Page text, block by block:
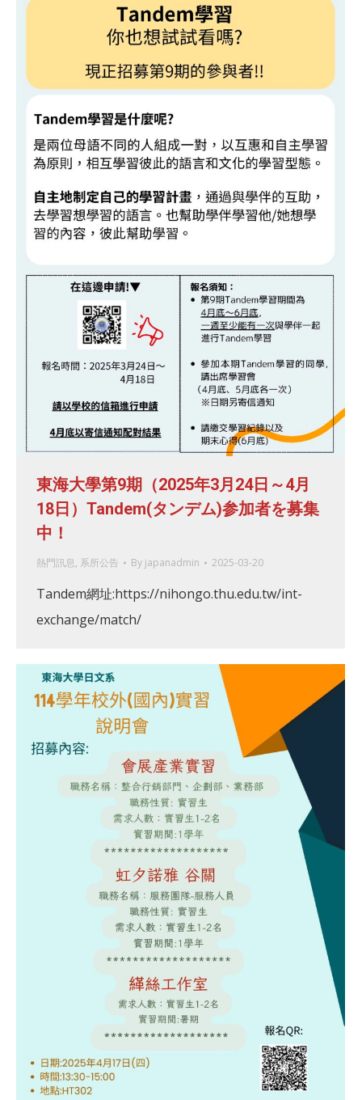
東海大學第9期（2025年3月24日～4月
18日）Tandem(タンデム)参加者を募集
中！
熱門訊息, 系所公告 By japanadmin 2025-03-20
Tandem網址:https://nihongo.thu.edu.tw/int-
exchange/match/